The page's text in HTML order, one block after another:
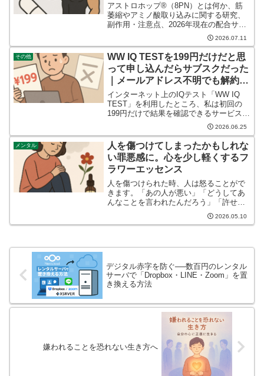
アストロホップ®（8PN）とは何か、筋
萎縮やアミノ酸取り込みに関する研究、
副作用・注意点、2026年現在の配合サプ
リを解説。ヒトでの有効性や機能性表示
2026.07.11
その他
WW IQ TESTを199円だけだと思
って申し込んだらサブスクだった
｜メールアドレス不明でも解約で
きた体験談
インターネット上のIQテスト「WW IQ
TEST」を利用したところ、私は初回の
199円だけで結果を確認できるサービスだ
と思い込んで申し込みました。ところ
が、あとから確認すると、実際には継続
課金を伴うサブスクリプションでした。
さらに困ったこ...
2026.06.25
メンタル
人を傷つけてしまったかもしれな
い罪悪感に。心を少し軽くするフ
ラワーエッセンス
人を傷つけられた時、人は怒ることがで
きます。「あの人が悪い」「どうしてあ
んなことを言われたんだろう」「許せな
い」そうやって怒りを外に向けること
で、なんとか心を保てることがありま
2026.05.10
デジタル赤字を防ぐ──数百円のレンタル
サーバで「Dropbox・LINE・Zoom」を置
き換える方法
嫌われることを恐れない生き方へ